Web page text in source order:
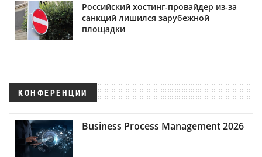
Российский хостинг-провайдер из-за
санкций лишился зарубежной
площадки
КОНФЕРЕНЦИИ
Business Process Management 2026